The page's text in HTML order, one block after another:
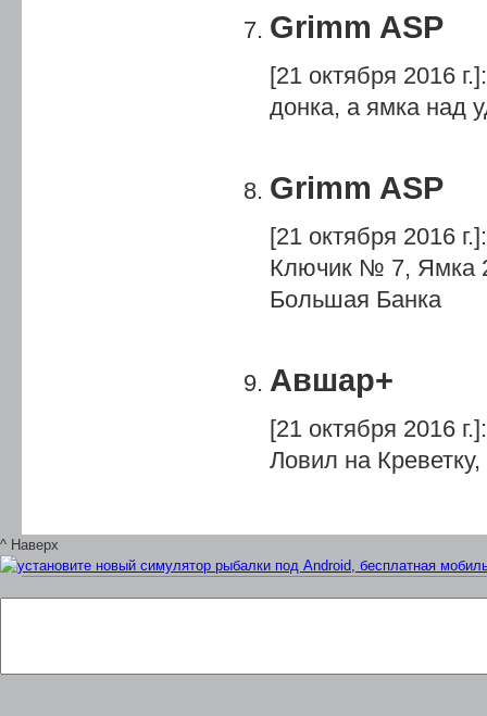
Grimm ASP
[21 октября 2016 г.]:
донка, а ямка над
Grimm ASP
[21 октября 2016 г.]:
Ключик № 7, Ямка
Большая Банка
Авшар+
[21 октября 2016 г.]:
Ловил на
^ Наверх